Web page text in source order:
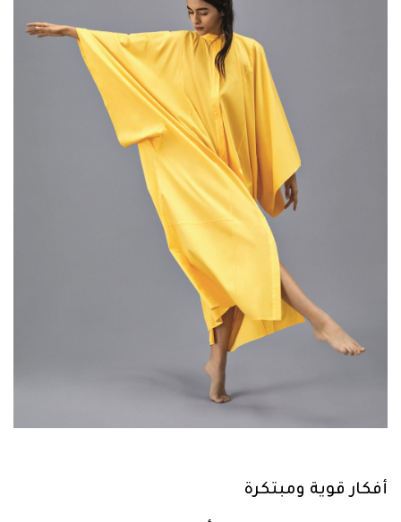
أفكار قوية ومبتكرة